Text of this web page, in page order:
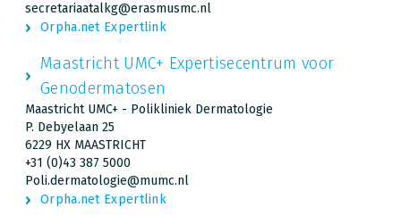
secretariaatalkg@erasmusmc.nl
Orpha.net Expertlink
Maastricht UMC+ Expertisecentrum voor
Genodermatosen
Maastricht UMC+ - Polikliniek Dermatologie
P. Debyelaan 25
6229 HX MAASTRICHT
+31 (0)43 387 5000
Poli.dermatologie@mumc.nl
Orpha.net Expertlink